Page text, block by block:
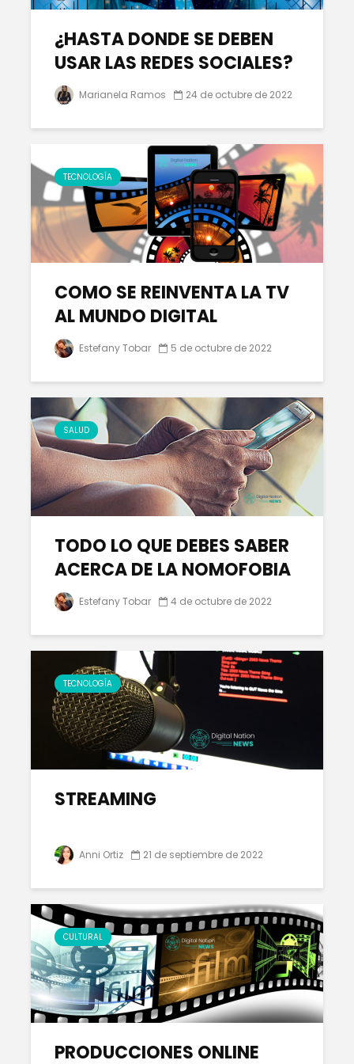
¿HASTA DONDE SE DEBEN
USAR LAS REDES SOCIALES?
Marianela Ramos 24 de octubre de 2022
TECNOLOGÍA
COMO SE REINVENTA LA TV
AL MUNDO DIGITAL
Estefany Tobar 5 de octubre de 2022
SALUD
TODO LO QUE DEBES SABER
ACERCA DE LA NOMOFOBIA
Estefany Tobar 4 de octubre de 2022
TECNOLOGÍA
STREAMING
Anni Ortiz 21 de septiembre de 2022
CULTURAL
PRODUCCIONES ONLINE
El Bitcoin cae a
los 17.000
dólares
Las Extensiones
Cabello Natural
¿QUÉ ES
ECONOMÍA
COLABORATIVA?
CABELLO
Matriz
WEFU
Alianza